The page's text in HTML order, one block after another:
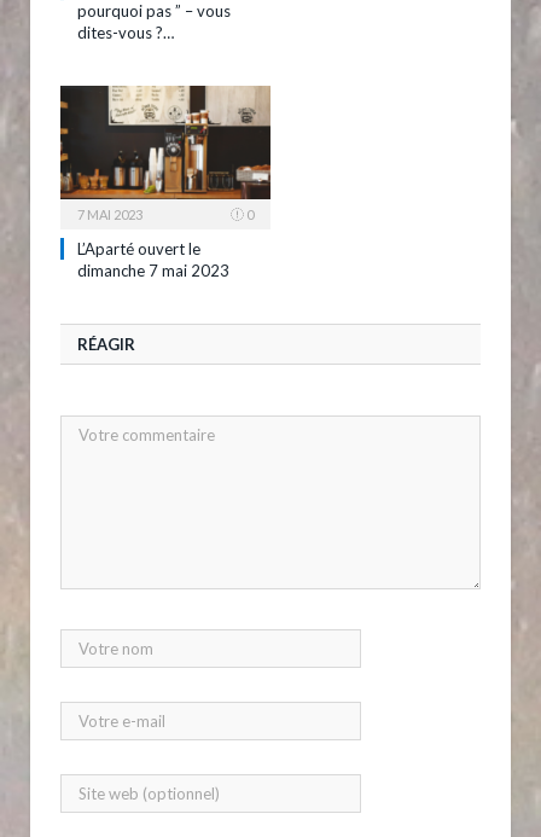
pourquoi pas ” – vous
dites-vous ?…
7 MAI 2023 0
L’Aparté ouvert le
dimanche 7 mai 2023
RÉAGIR